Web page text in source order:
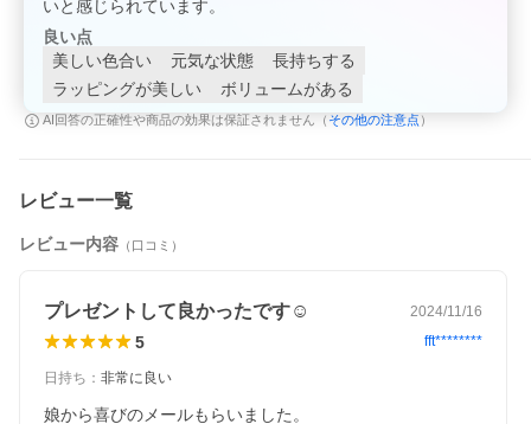
いと感じられています。
良い点
美しい色合い
元気な状態
長持ちする
ラッピングが美しい
ボリュームがある
AI回答の正確性や商品の効果は保証されません（ その他の注意点 ）
レビュー一覧
レビュー内容 （口コミ）
プレゼントして良かったです☺️ 2024/11/16
5 fft********
日持ち ： 非常に良い
娘から喜びのメールもらいました。